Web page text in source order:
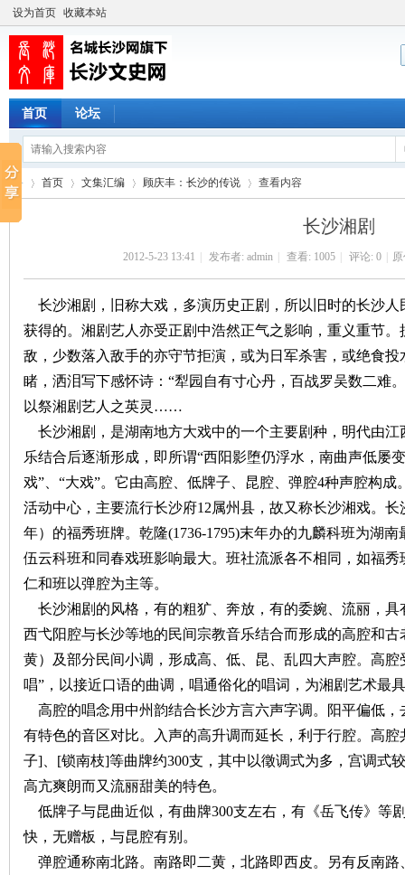
设为首页 收藏本站
首页 论坛
首页 文集汇编
›
顾庆丰：长沙的传说
›
查看内容
长沙湘剧
2012-5-23 13:41 发布者: admin 查看: 1005 评论: 0
长沙湘剧，旧称大戏，多演历史正剧，所以旧时的长沙
获得的。湘剧艺人亦受正剧中浩然正气之影响，重义重节
敌，少数落入敌手的亦守节拒演，或为日军杀害，或绝食
睹，洒泪写下感怀诗：“犁园自有寸心丹，百战罗吴数二难
以祭湘剧艺人之英灵……
长沙湘剧，是湖南地方大戏中的一个主要剧种，明代由
乐结合后逐渐形成，即所谓“西阳影堕仍浮水，南曲声低屡
戏”、“大戏”。它由高腔、低牌子、昆腔、弹腔4种声腔构成
活动中心，主要流行长沙府12属州县，故又称长沙湘戏。
年）的福秀班牌。乾隆(1736-1795)末年办的九麟科班为湖
伍云科班和同春戏班影响最大。班社流派各不相同，如福
仁和班以弹腔为主等。
长沙湘剧的风格，有的粗犷、奔放，有的委婉、流丽，
西弋阳腔与长沙等地的民间宗教音乐结合而形成的高腔和
黄）及部分民间小调，形成高、低、昆、乱四大声腔。高腔
唱”，以接近口语的曲调，唱通俗化的唱词，为湘剧艺术最
高腔的唱念用中州韵结合长沙方言六声字调。阳平偏低
有特色的音区对比。入声的高升调而延长，利于行腔。高腔
子] [锁南枝]等曲牌约300支，其中以徵调式为多，宫调式
高亢爽朗而又流丽甜美的特色。
低牌子与昆曲近似，有曲牌300支左右，有《岳飞传》等
快，无赠板，与昆腔有别。
弹腔通称南北路。南路即二黄，北路即西皮。另有反南